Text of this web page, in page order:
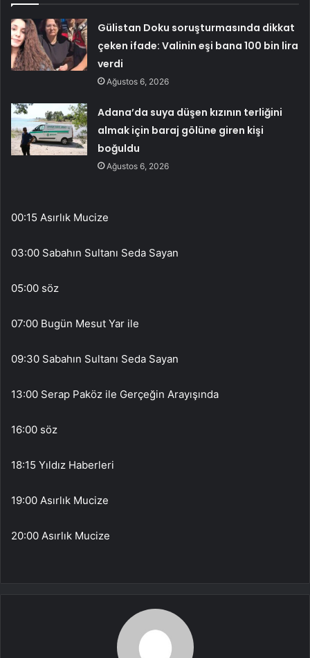
Gülistan Doku soruşturmasında dikkat
çeken ifade: Valinin eşi bana 100 bin lira
verdi
Ağustos 6, 2026
Adana’da suya düşen kızının terliğini
almak için baraj gölüne giren kişi
boğuldu
Ağustos 6, 2026
00:15 Asırlık Mucize
03:00 Sabahın Sultanı Seda Sayan
05:00 söz
07:00 Bugün Mesut Yar ile
09:30 Sabahın Sultanı Seda Sayan
13:00 Serap Paköz ile Gerçeğin Arayışında
16:00 söz
18:15 Yıldız Haberleri
19:00 Asırlık Mucize
20:00 Asırlık Mucize